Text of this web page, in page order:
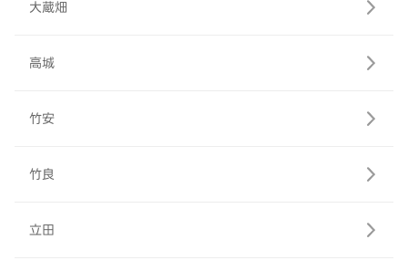
大蔵畑
高城
竹安
竹良
立田